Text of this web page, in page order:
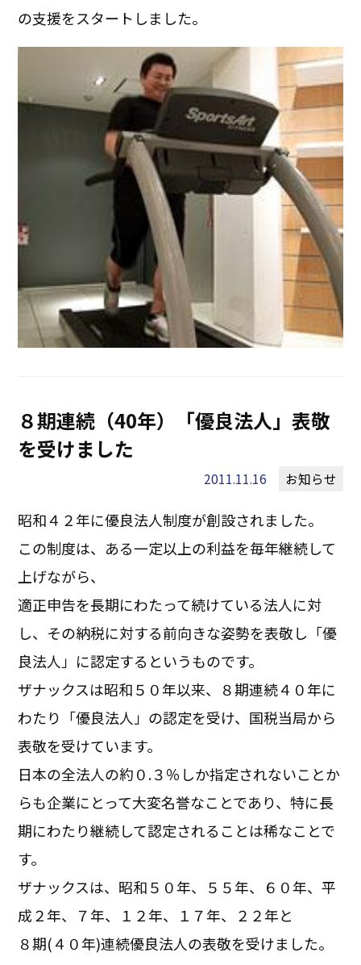
の支援をスタートしました。
８期連続（40年）「優良法人」表敬
を受けました
2011.11.16 お知らせ
昭和４２年に優良法人制度が創設されました。
この制度は、ある一定以上の利益を毎年継続して
上げながら、
適正申告を長期にわたって続けている法人に対
し、その納税に対する前向きな姿勢を表敬し「優
良法人」に認定するというものです。
ザナックスは昭和５０年以来、８期連続４０年に
わたり「優良法人」の認定を受け、国税当局から
表敬を受けています。
日本の全法人の約０.３％しか指定されないことか
らも企業にとって大変名誉なことであり、特に長
期にわたり継続して認定されることは稀なことで
す。
ザナックスは、昭和５０年、５５年、６０年、平
成２年、７年、１２年、１７年、２２年と
８期(４０年)連続優良法人の表敬を受けました。